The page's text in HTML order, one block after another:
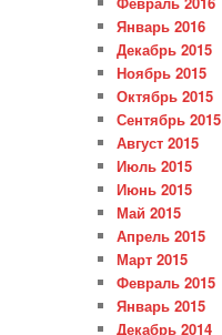
Январь 2016
Декабрь 2015
Ноябрь 2015
Октябрь 2015
Сентябрь 2015
Август 2015
Июль 2015
Июнь 2015
Май 2015
Апрель 2015
Март 2015
Февраль 2015
Январь 2015
Декабрь 2014